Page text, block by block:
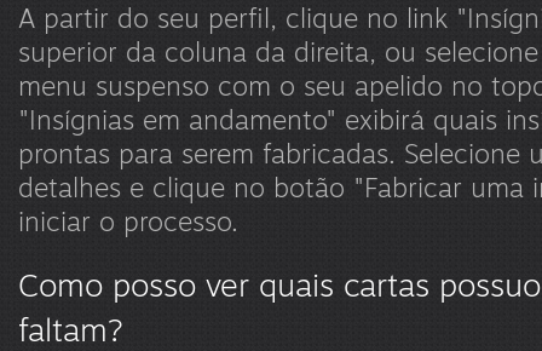
A partir do seu perfil, clique no link
superior da coluna da direita, ou
menu suspenso com o seu apelido no
"Insígnias em andamento" exibirá quais
prontas para serem fabricadas. Selecione
detalhes e clique no botão "Fabricar uma
iniciar o processo.
Como posso ver quais cartas
faltam?